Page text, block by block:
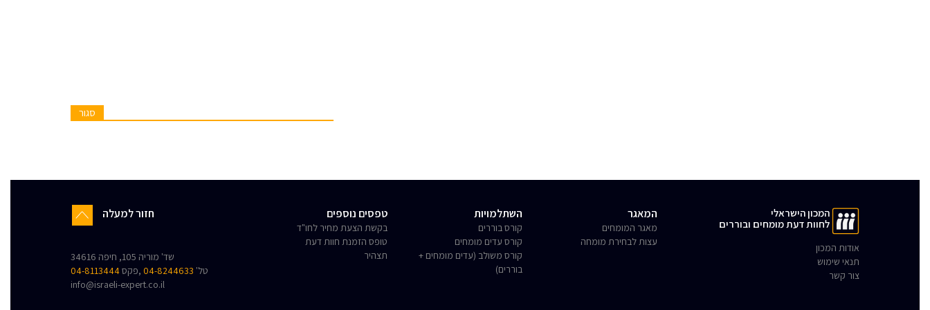
סגור
המכון הישראלי
לחוות דעת מומחים ובוררים
אודות המכון
תנאי שימוש
צור קשר
המאגר
מאגר המומחים
עצות לבחירת מומחה
השתלמויות
קורס בוררים
קורס עדים מומחים
קורס משולב (עדים מומחים +
בוררים)
טפסים נוספים
בקשת הצעת מחיר לחו"ד
טופס הזמנת חוות דעת
תצהיר
חזור למעלה
שד' מוריה 105, חיפה 34616
טל' 04-8244633 ,פקס04-8113444
info@israeli-expert.co.il